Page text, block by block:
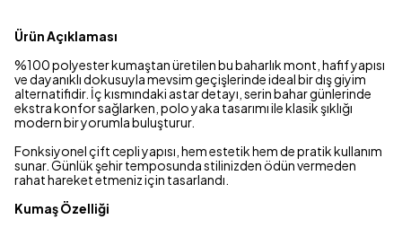
Ürün Açıklaması
%100 polyester kumaştan üretilen bu baharlık mont, hafif yapısı
ve dayanıklı dokusuyla mevsim geçişlerinde ideal bir dış giyim
alternatifidir. İç kısmındaki astar detayı, serin bahar günlerinde
ekstra konfor sağlarken, polo yaka tasarımı ile klasik şıklığı
modern bir yorumla buluşturur.
Fonksiyonel çift cepli yapısı, hem estetik hem de pratik kullanım
sunar. Günlük şehir temposunda stilinizden ödün vermeden
rahat hareket etmeniz için tasarlandı.
Kumaş Özelliği